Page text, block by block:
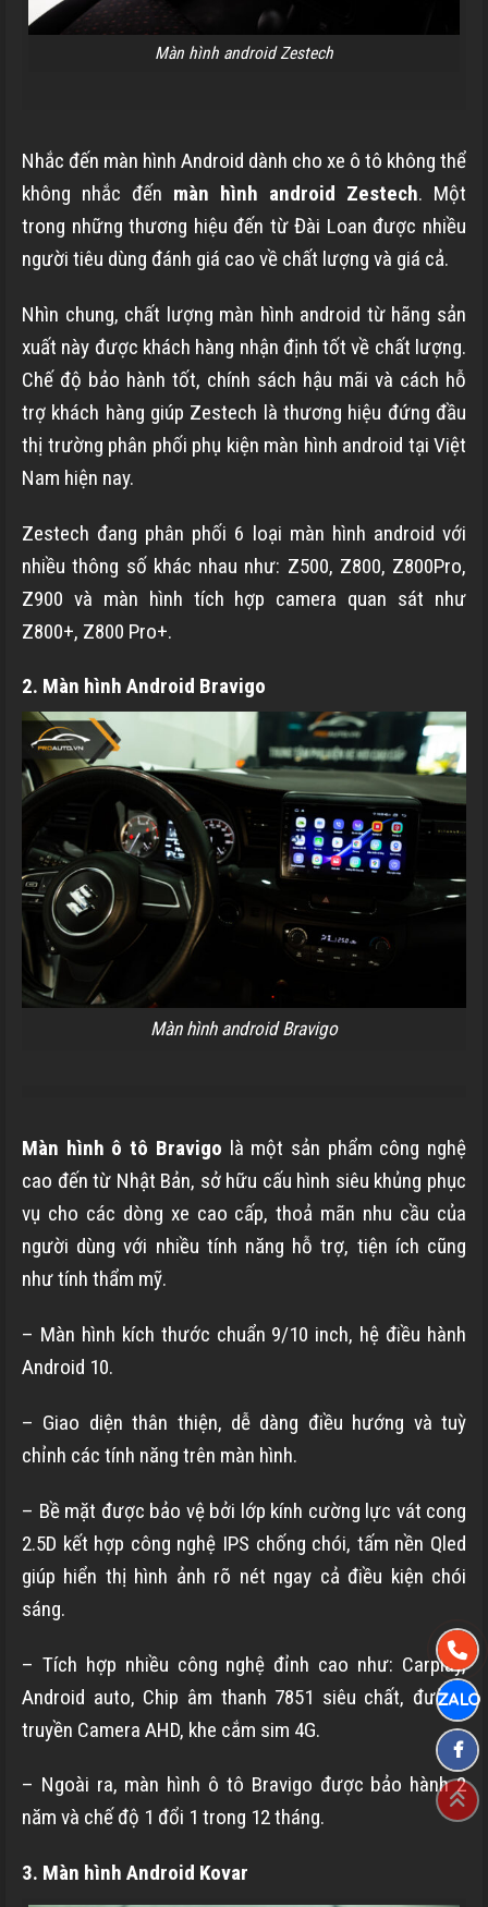
Màn hình android Zestech
Nhắc đến màn hình Android dành cho xe ô tô không thể
không nhắc đến màn hình android Zestech. Một
trong những thương hiệu đến từ Đài Loan được nhiều
người tiêu dùng đánh giá cao về chất lượng và giá cả.
Nhìn chung, chất lượng màn hình android từ hãng sản
xuất này được khách hàng nhận định tốt về chất lượng.
Chế độ bảo hành tốt, chính sách hậu mãi và cách hỗ
trợ khách hàng giúp Zestech là thương hiệu đứng đầu
thị trường phân phối phụ kiện màn hình android tại Việt
Nam hiện nay.
Zestech đang phân phối 6 loại màn hình android với
nhiều thông số khác nhau như: Z500, Z800, Z800Pro,
Z900 và màn hình tích hợp camera quan sát như
Z800+, Z800 Pro+.
2. Màn hình Android Bravigo
Màn hình android Bravigo
Màn hình ô tô Bravigo là một sản phẩm công nghệ
cao đến từ Nhật Bản, sở hữu cấu hình siêu khủng phục
vụ cho các dòng xe cao cấp, thoả mãn nhu cầu của
người dùng với nhiều tính năng hỗ trợ, tiện ích cũng
như tính thẩm mỹ.
– Màn hình kích thước chuẩn 9/10 inch, hệ điều hành
Android 10.
– Giao diện thân thiện, dễ dàng điều hướng và tuỳ
chỉnh các tính năng trên màn hình.
– Bề mặt được bảo vệ bởi lớp kính cường lực vát cong
2.5D kết hợp công nghệ IPS chống chói, tấm nền Qled
giúp hiển thị hình ảnh rõ nét ngay cả điều kiện chói
sáng.
– Tích hợp nhiều công nghệ đỉnh cao như: Carplay,
Android auto, Chip âm thanh 7851 siêu chất, đường
truyền Camera AHD, khe cắm sim 4G.
– Ngoài ra, màn hình ô tô Bravigo được bảo hành 2
năm và chế độ 1 đổi 1 trong 12 tháng.
3. Màn hình Android Kovar